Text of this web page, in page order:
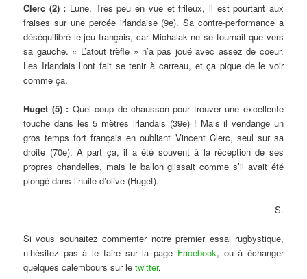
Clerc (2) : Lune. Très peu en vue et frileux, il est pourtant aux
fraises sur une percée irlandaise (9e). Sa contre-performance a
déséquilibré le jeu français, car Michalak ne se tournait que vers
sa gauche. « L’atout trèfle » n’a pas joué avec assez de coeur.
Les Irlandais l’ont fait se tenir à carreau, et ça pique de le voir
comme ça.
Huget (5) : Quel coup de chausson pour trouver une excellente
touche dans les 5 mètres irlandais (39e) ! Mais il vendange un
gros temps fort français en oubliant Vincent Clerc, seul sur sa
droite (70e). A part ça, il a été souvent à la réception de ses
propres chandelles, mais le ballon glissait comme s’il avait été
plongé dans l’huile d’olive (Huget).
S.
Si vous souhaitez commenter notre premier essai rugbystique,
n’hésitez pas à le faire sur la page Facebook, ou à échanger
quelques calembours sur letwitter.